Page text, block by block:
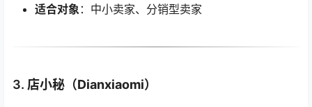
适合对象 ：中小卖家、分销型卖家
3. 店小秘（Dianxiaomi）